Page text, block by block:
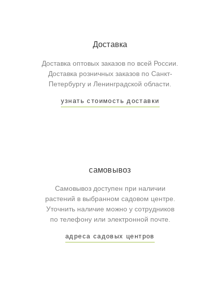
Доставка
Доставка оптовых заказов по всей России.
Доставка розничных заказов по Санкт-
Петербургу и Ленинградской области.
узнать стоимость доставки
самовывоз
Самовывоз доступен при наличии
растений в выбранном садовом центре.
Уточнить наличие можно у сотрудников
по телефону или электронной почте.
адреса садовых центров